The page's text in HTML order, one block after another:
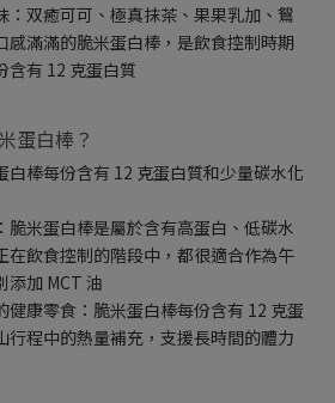
：双癒可可、極真抹茶、果果乳加、鴛
感滿滿的脆米蛋白棒，是飲食控制時期
含有 12 克蛋白質
蛋白棒？
白棒每份含有 12 克蛋白質和少量碳水化
脆米蛋白棒是屬於含有高蛋白、低碳水
在飲食控制的階段中，都很適合作為午
添加 MCT 油
健康零食：脆米蛋白棒每份含有 12 克蛋
行程中的熱量補充，支援長時間的體力